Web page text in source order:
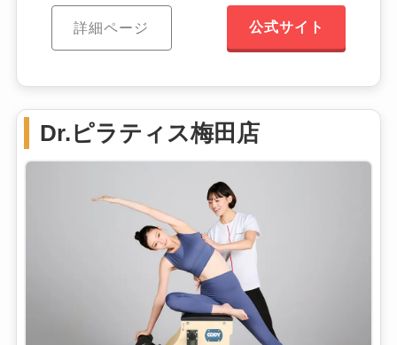
詳細ページ 公式サイト
Dr.ピラティス梅田店